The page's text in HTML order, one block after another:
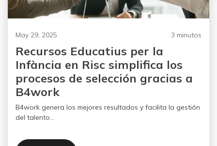
May 29, 2025 3 minutos
Recursos Educatius per la
Infància en Risc simplifica los
procesos de selección gracias a
B4work
B4work genera los mejores resultados y facilita la gestión
del talento...